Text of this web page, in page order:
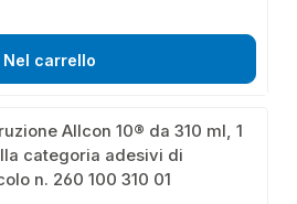
Nel carrello